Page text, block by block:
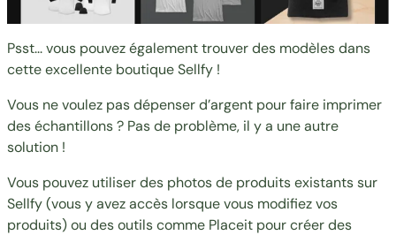
Psst... vous pouvez également trouver des modèles dans
cette excellente boutique Sellfy !
Vous ne voulez pas dépenser d’argent pour faire imprimer
des échantillons ? Pas de problème, il y a une autre
solution !
Vous pouvez utiliser des photos de produits existants sur
Sellfy (vous y avez accès lorsque vous modifiez vos
produits) ou des outils comme Placeit pour créer des